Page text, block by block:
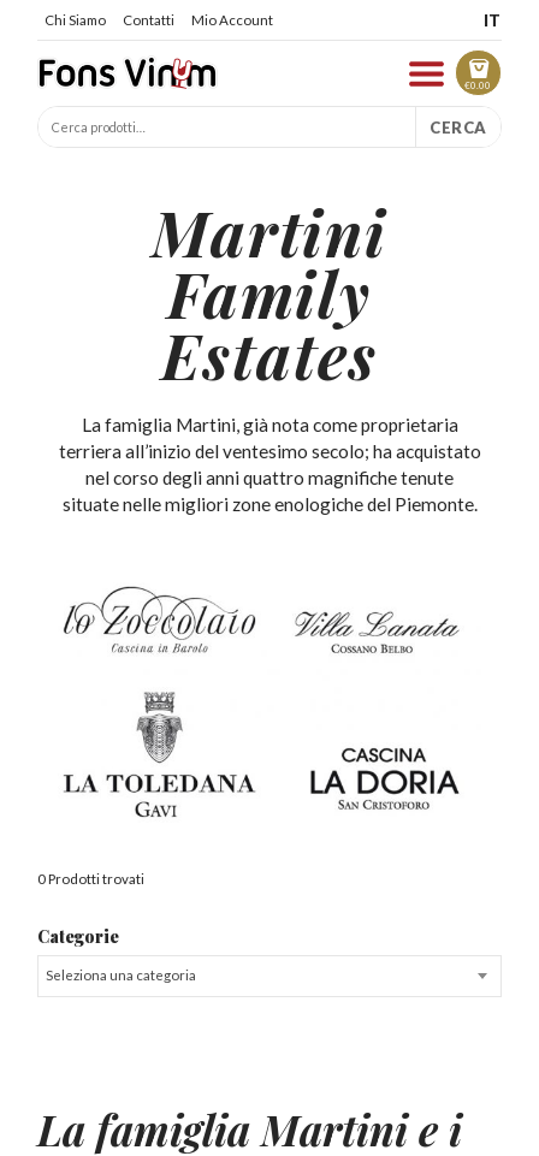
Chi Siamo Contatti Mio Account IT
€0.00
CERCA
Martini
Family
Estates
La famiglia Martini, già nota come proprietaria
terriera all’inizio del ventesimo secolo; ha acquistato
nel corso degli anni quattro magnifiche tenute
situate nelle migliori zone enologiche del Piemonte.
0 Prodotti trovati
Categorie
Seleziona una categoria
La famiglia Martini e i